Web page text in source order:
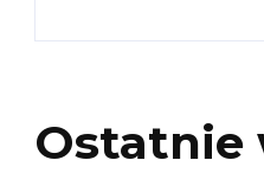
Ostatnie